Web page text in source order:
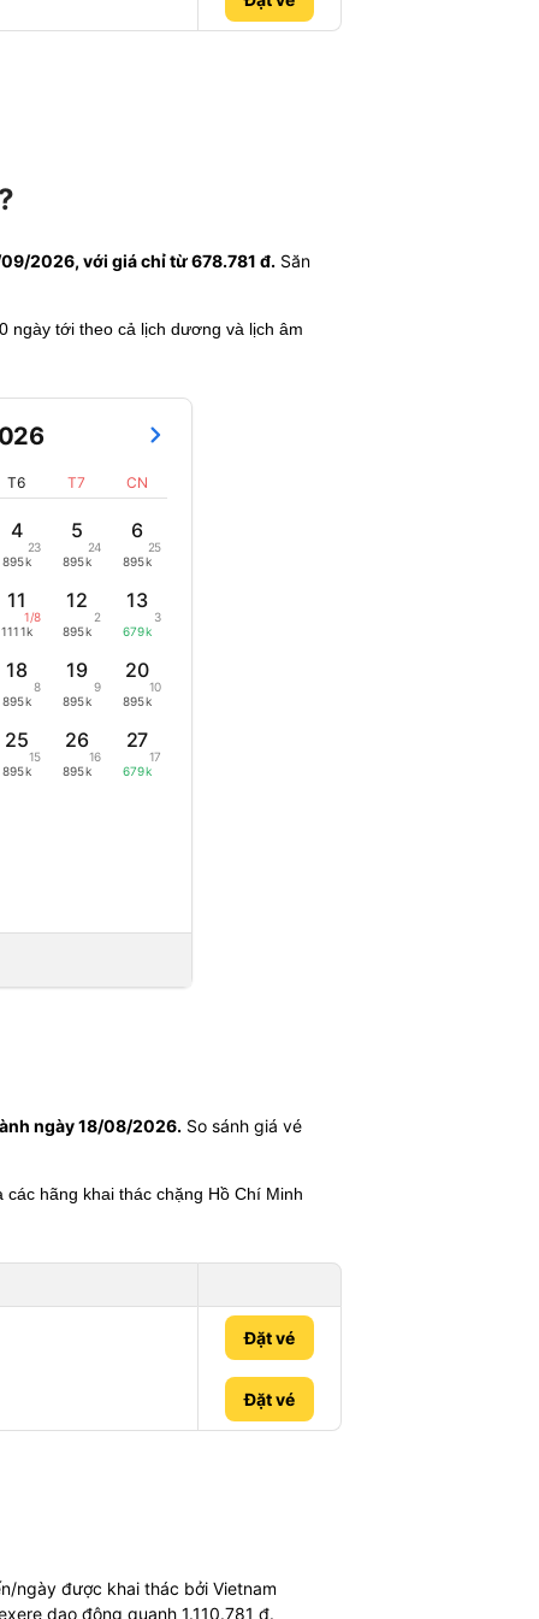
2026, với giá chỉ từ 678.781 đ. Săn
ngày tới theo cả lịch dương và lịch âm
T6 T7 CN
4
23
895k
5
24
895k
6
25
895k
11
1/8
1111k
12
2
895k
13
3
679k
18
8
895k
19
9
895k
20
10
895k
25
15
895k
26
16
895k
27
17
679k
ngày 18/08/2026. So sánh giá vé
các hãng khai thác chặng Hồ Chí Minh
Đặt vé
Đặt vé
ngày được khai thác bởi Vietnam
dao động quanh 1.110.781 đ.